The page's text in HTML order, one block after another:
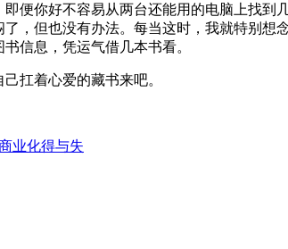
便你好不容易从两台还能用的电脑上找
，但也没有办法。每当这时，我就特别
信息，凭运气借几本书看。
扛着心爱的藏书来吧。
业化得与失